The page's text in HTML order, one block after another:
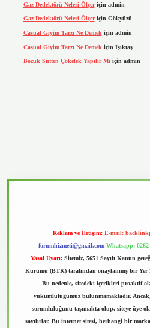
Gaz Dedektörü Neleri Ölçeriçin admin
Gaz Dedektörü Neleri Ölçeriçin Gökyüzü
Casual Giyim Tarzı Ne Demek için admin
Casual Giyim Tarzı Ne Demek için Işıktaş
Bozuk Sütten Çökelek Yapılır Mı için admin
Reklam ve İletişim: E-mail:
forumhizmeti@gmail.com Whatsapp: 0262
Yasal Uyarı: Sitemiz, 5651 Sayılı Kanun
Kurumu (BTK) tarafından onaylanmış bir Yer
Bu nedenle, sitedeki içerikleri proaktif
yükümlülüğümüz bulunmamaktadır.
sorumluluğunu taşımakta olup, siteye üye
sayılırlar. Bu internet sitesi, herhangi bir